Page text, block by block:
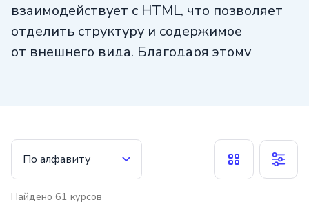
взаимодействует с HTML, что позволяет
отделить структуру и содержимое
от внешнего вида. Благодаря этому
привлекательного и удобного
пользовательского интерфейса веб-сайта.
По алфавиту
Найдено 61 курсов